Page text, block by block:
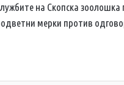
на Скопска
мерки против